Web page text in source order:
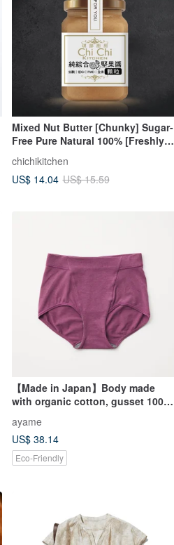
Mixed Nut Butter [Chunky] Sugar-
Free Pure Natural 100% [Freshly
Made]
chichikitchen
US$ 14.04 US$ 15.59
【Made in Japan】Body made
with organic cotton, gusset 100%
skin. Intimates.
ayame
US$ 38.14
Eco-Friendly